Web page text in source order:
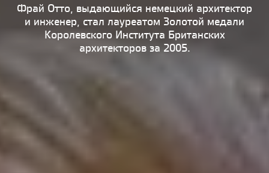
Фрай Отто, выдающийся немецкий архитектор
и инженер, стал лауреатом Золотой медали
Королевского Института Британских
архитекторов за 2005.